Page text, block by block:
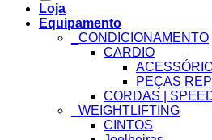
Loja
Equipamento
_CONDICIONAMENTO
CARDIO
PEÇAS
CORDAS |
_WEIGHTLIFTING
CINTOS